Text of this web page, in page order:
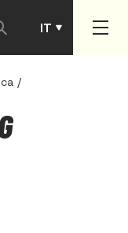
IT
PT
/